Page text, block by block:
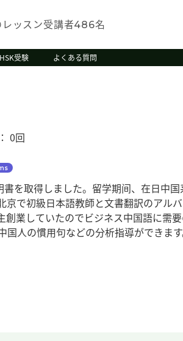
ッスン受講者486名
HSK受験 よくある質問
0回
を取得しました。留学期间、在日中
京で初級日本語教師と文書翻訳のアル
創業していたのでビジネス中国語に需
国人の慣用句などの分析指導ができます